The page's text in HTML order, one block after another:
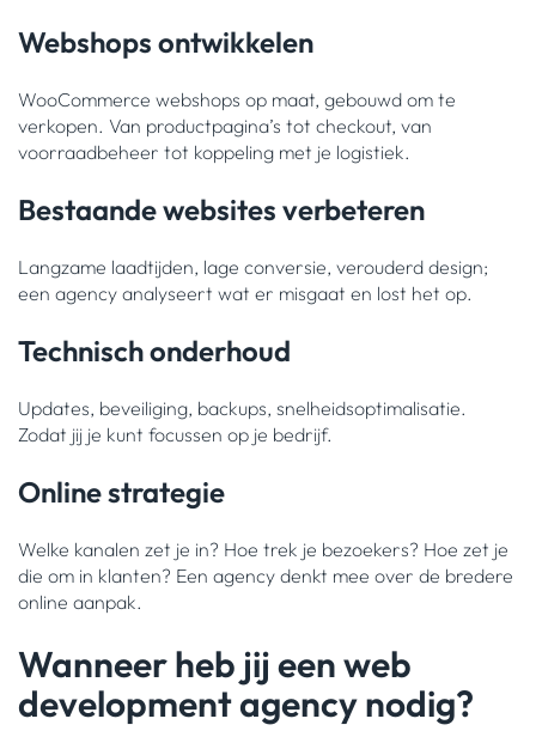
Webshops ontwikkelen
WooCommerce webshops op maat, gebouwd om te
verkopen. Van productpagina’s tot checkout, van
voorraadbeheer tot koppeling met je logistiek.
Bestaande websites verbeteren
Langzame laadtijden, lage conversie, verouderd design;
een agency analyseert wat er misgaat en lost het op.
Technisch onderhoud
Updates, beveiliging, backups, snelheidsoptimalisatie.
Zodat jij je kunt focussen op je bedrijf.
Online strategie
Welke kanalen zet je in? Hoe trek je bezoekers? Hoe zet je
die om in klanten? Een agency denkt mee over de bredere
online aanpak.
Wanneer heb jij een web
development agency nodig?